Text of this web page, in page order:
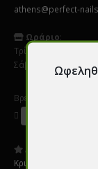
athens@perfect-
Ωράριο:
Τρίτη - Παρασκεύη
Σάββατο 10:00 - 16:00
Βρείτε μας σε Social
Κριτικές